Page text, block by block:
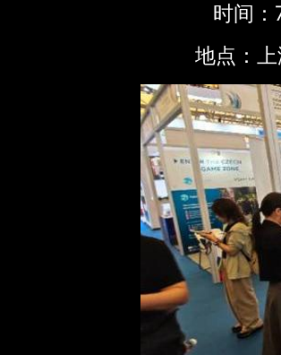
时间
地点：